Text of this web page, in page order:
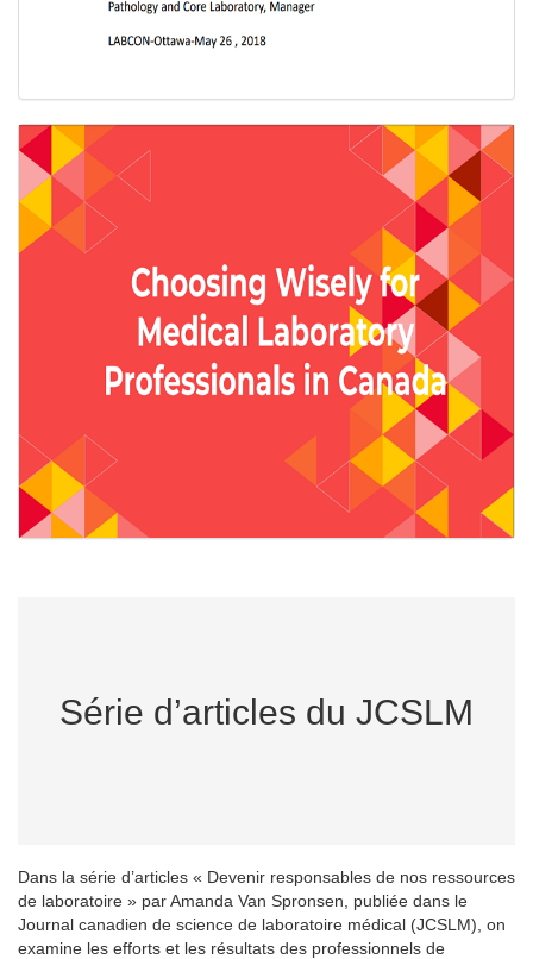
Série d’articles du JCSLM
Dans la série d’articles « Devenir responsables de nos ressources
de laboratoire » par Amanda Van Spronsen, publiée dans le
Journal canadien de science de laboratoire médical (JCSLM), on
examine les efforts et les résultats des professionnels de